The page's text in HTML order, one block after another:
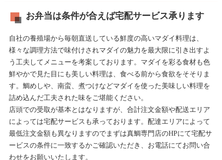
お弁当は条件が合えば宅配サービス承ります
自社の養殖場から毎朝直送している鮮度の高いマダイ料理は、
様々な調理方法で味付けされマダイの魅力を最大限に引き出すよ
う工夫してメニューを考案しております。マダイを彩る食材も色
鮮やかで見た目にも美しい料理は、食べる前から食欲をそそりま
す。鯛めしや、南蛮、煮つけなどマダイを使った美味しい料理を
詰め込んだ工夫された味をご堪能ください。
店頭での受取が基本とはなりますが、合計注文金額や配送エリア
によっては宅配サービスも承っております。配達エリアによって
最低注文金額も異なりますのでまずは真鯛専門店のHPにて宅配サ
ービスの条件に一致するかご確認いただき、お電話にてお問い合
わせをお願いいたします。